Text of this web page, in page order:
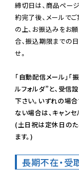
締切日は、商品ペー
約完了後、メールで
の上、お振込みをお
合、振込期限までの
せ。
「自動配信メール」
ルフォルダ”と、受信
下さい。いずれの場
ない場合は、キャン
(土日祝は定休日の
ます。)
長期不在・受